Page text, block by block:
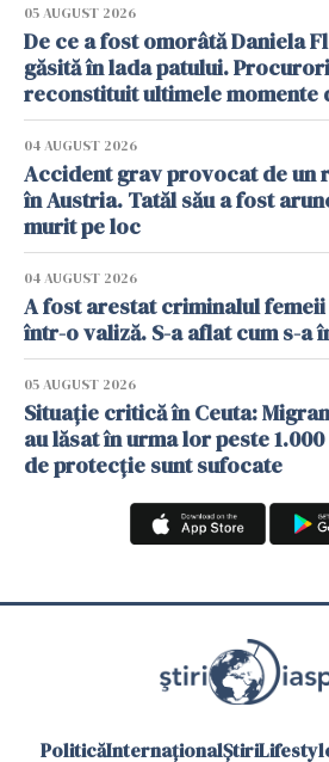
05 AUGUST 2026
De ce a fost omorâtă Daniela
găsită în lada patului.
reconstituit ultimele momente
04 AUGUST 2026
Accident grav provocat de un
în Austria. Tatăl său a fost
murit pe loc
04 AUGUST 2026
A fost arestat criminalul
într-o valiză. S-a aflat cum s-a
05 AUGUST 2026
Situație critică în Ceuta:
au lăsat în urma lor peste
de protecție sunt sufocate
PoliticăInternaționalȘtiri